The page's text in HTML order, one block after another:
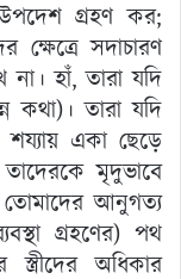
উপদেশ গ্রহণ কর;
ক্ষেত্রে সদাচারণ
হাঁ, তারা যদি
কথা)। তারা যদি
একা ছেড়ে
মৃদুভাবে
তোমাদের আনুগত্য
গ্রহণের) পথ
অধিকার